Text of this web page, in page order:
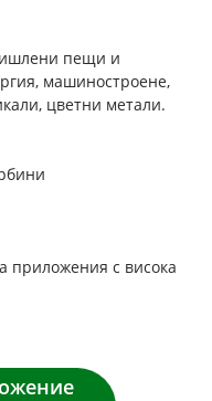
пещи и
машиностроене,
цветни метали.
приложения с висока